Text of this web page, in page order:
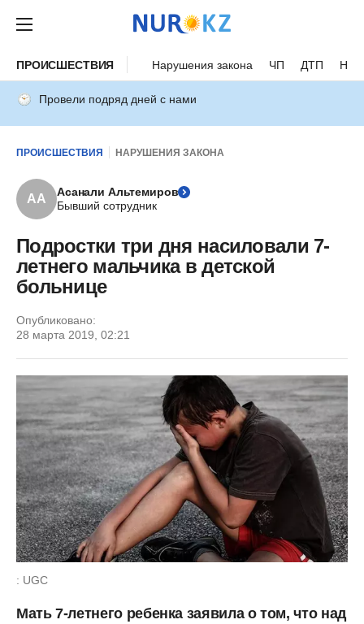
ПРОИСШЕСТВИЯ Нарушения закона ЧП ДТП
Провели подряд дней с нами
ПРОИСШЕСТВИЯ НАРУШЕНИЯ ЗАКОНА
АА
Асанали Альтемиров
Бывший сотрудник
Подростки три дня насиловали 7-
летнего мальчика в детской
больнице
Опубликовано:
28 марта 2019, 02:21
: UGC
Мать 7-летнего ребенка заявила о том, что над